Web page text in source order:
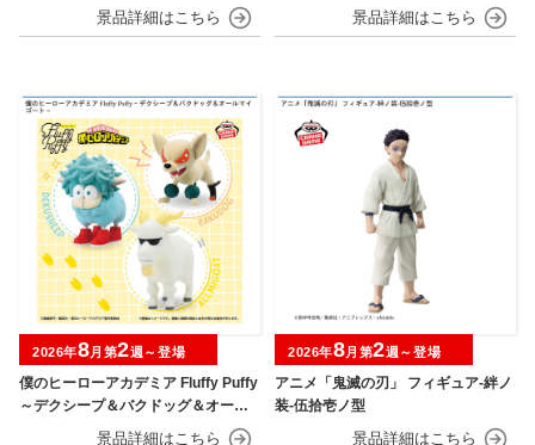
僕のヒーローアカデミア Fluffy Puffy
～デクシープ＆バクドッグ＆オール
マイゴート～
2026年8月第2週～登場
アニメ「鬼滅の刃」 フィギュア-絆ノ
装-伍拾壱ノ型
2026年8月第2週～登場